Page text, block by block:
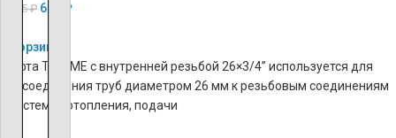
1 505₽ 602 ₽
В корзину
Муфта TIEMME с внутренней резьбой 26×3/4’’ используется для
подсоединения труб диаметром 26 мм к резьбовым соединениям
в системах отопления, подачи